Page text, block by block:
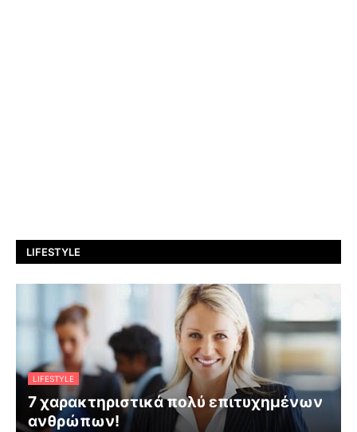
LIFESTYLE
LIFESTYLE
7 χαρακτηριστικά πολύ επιτυχημένων
ανθρώπων!